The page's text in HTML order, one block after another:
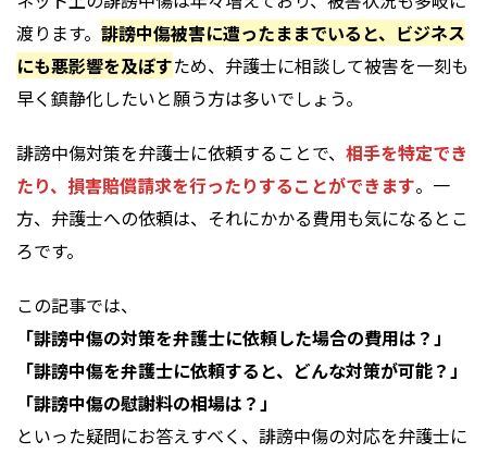
渡ります。 誹謗中傷被害に遭ったままでいると、ビジネス
にも悪影響を及ぼすため、弁護士に相談して被害を一刻も
早く鎮静化したいと願う方は多いでしょう。
誹謗中傷対策を弁護士に依頼することで、 相手を特定でき
たり、損害賠償請求を行ったりすることができます。一
方、弁護士への依頼は、それにかかる費用も気になるとこ
ろです。
この記事では、
「誹謗中傷の対策を弁護士に依頼した場合の費用は？」
「誹謗中傷を弁護士に依頼すると、どんな対策が可能？」
「誹謗中傷の慰謝料の相場は？」
といった疑問にお答えすべく、誹謗中傷の対応を弁護士に